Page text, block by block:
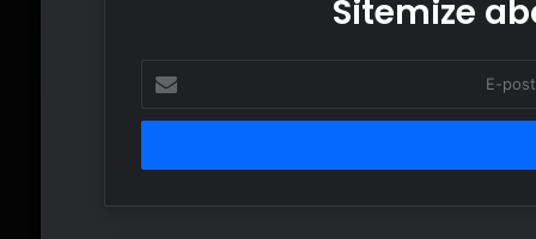
Sitemize
posta
adresinizi